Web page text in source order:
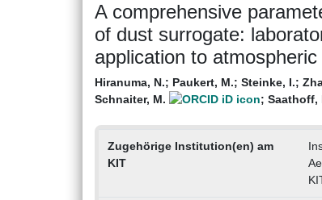
A comprehensive
of dust surrogate:
application to
Hiranuma, N.; Paukert, M.; Steinke, I.;
Schnaiter, M.
; Saathoff,
Zugehörige Institution(en) am
KIT